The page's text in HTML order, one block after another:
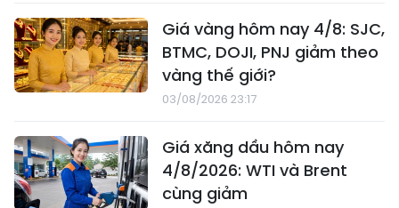
Giá vàng hôm nay 4/8: SJC,
BTMC, DOJI, PNJ giảm theo
vàng thế giới?
03/08/2026 23:17
Giá xăng dầu hôm nay
4/8/2026: WTI và Brent
cùng giảm